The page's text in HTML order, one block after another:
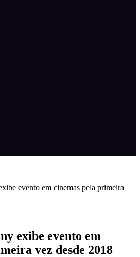
evento em cinemas pela primeira
exibe evento em
vez desde 2018